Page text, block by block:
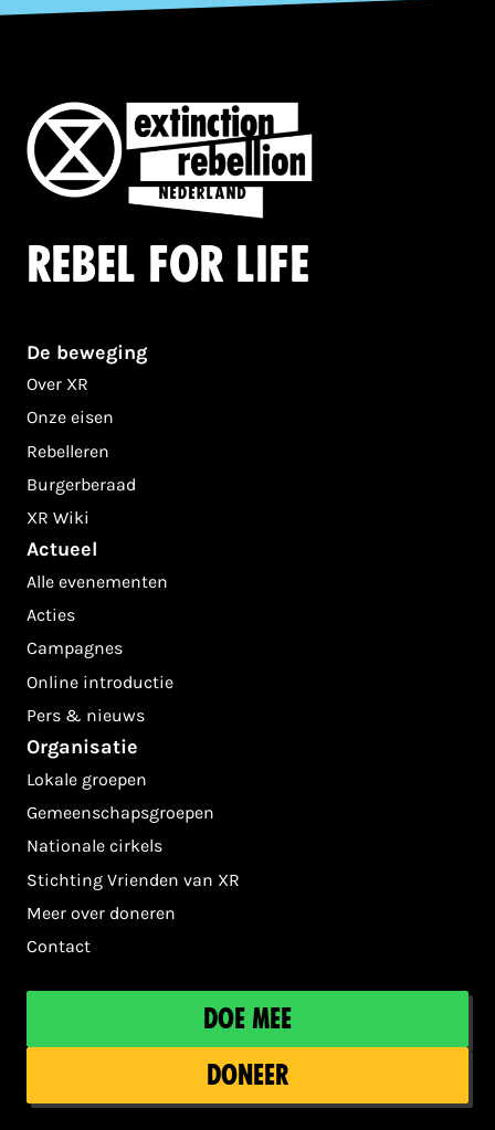
Rebel for life
De beweging
Over XR
Onze eisen
Rebelleren
Burgerberaad
XR Wiki
Actueel
Alle evenementen
Acties
Campagnes
Online introductie
Pers & nieuws
Organisatie
Lokale groepen
Gemeenschapsgroepen
Nationale cirkels
Stichting Vrienden van XR
Meer over doneren
Contact
Doe mee
Doneer